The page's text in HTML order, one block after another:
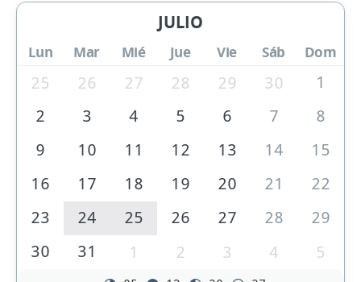
JULIO
Lun Mar Mié Jue Vie Sáb Dom
25 26 27 28 29 30
1
2
3 4 5 6 7
8
9
10 11 12 13 14
15
16
17 18 19 20 21
22
23
24 25 26 27 28
29
30
31 1 2 3 4 5